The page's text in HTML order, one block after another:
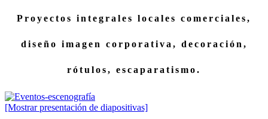
Proyectos integrales locales comerciales,
diseño imagen corporativa, decoración,
rótulos, escaparatismo.
[Mostrar presentación de diapositivas]